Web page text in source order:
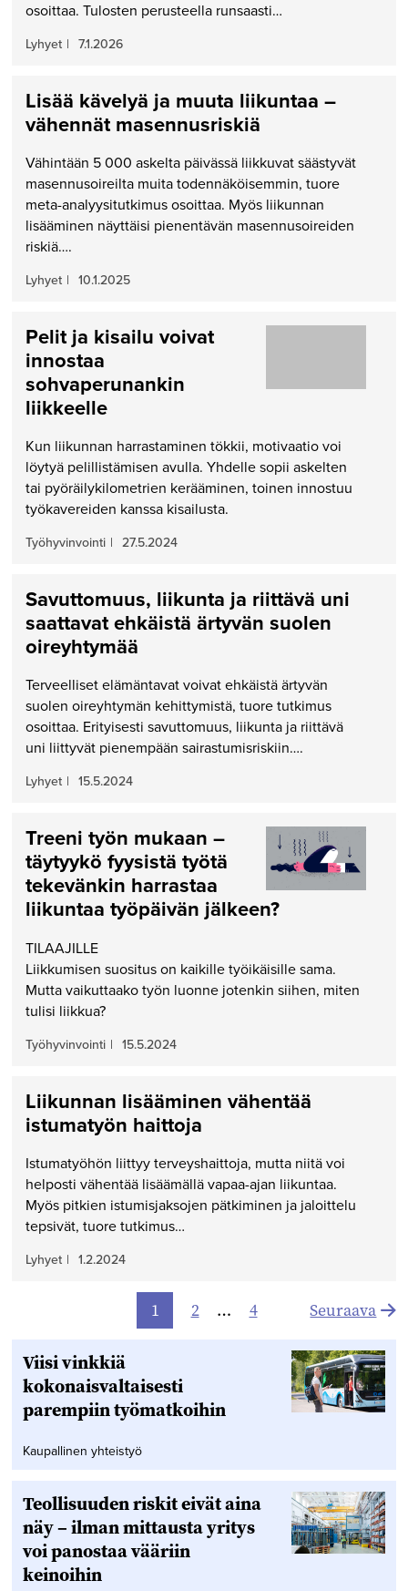
osoittaa. Tulosten perusteella runsaasti…
Lyhyet | 7.1.2026
Lisää kävelyä ja muuta liikuntaa –
vähennät masennusriskiä
Vähintään 5 000 askelta päivässä liikkuvat säästyvät
masennusoireilta muita todennäköisemmin, tuore
meta-analyysitutkimus osoittaa. Myös liikunnan
lisääminen näyttäisi pienentävän masennusoireiden
riskiä….
Lyhyet | 10.1.2025
Pelit ja kisailu voivat
innostaa
sohvaperunankin
liikkeelle
Kun liikunnan harrastaminen tökkii, motivaatio voi
löytyä pelillistämisen avulla. Yhdelle sopii askelten
tai pyöräilykilometrien kerääminen, toinen innostuu
työkavereiden kanssa kisailusta.
Työhyvinvointi | 27.5.2024
Savuttomuus, liikunta ja riittävä uni
saattavat ehkäistä ärtyvän suolen
oireyhtymää
Terveelliset elämäntavat voivat ehkäistä ärtyvän
suolen oireyhtymän kehittymistä, tuore tutkimus
osoittaa. Erityisesti savuttomuus, liikunta ja riittävä
uni liittyvät pienempään sairastumisriskiin….
Lyhyet | 15.5.2024
Treeni työn mukaan –
täytyykö fyysistä työtä
tekevänkin harrastaa
liikuntaa työpäivän jälkeen?
TILAAJILLE
Liikkumisen suositus on kaikille työikäisille sama.
Mutta vaikuttaako työn luonne jotenkin siihen, miten
tulisi liikkua?
Työhyvinvointi | 15.5.2024
Liikunnan lisääminen vähentää
istumatyön haittoja
Istumatyöhön liittyy terveyshaittoja, mutta niitä voi
helposti vähentää lisäämällä vapaa-ajan liikuntaa.
Myös pitkien istumisjaksojen pätkiminen ja jaloittelu
tepsivät, tuore tutkimus…
Lyhyet | 1.2.2024
1 2 … 4 Seuraava
Viisi vinkkiä
kokonaisvaltaisesti
parempiin työmatkoihin
Kaupallinen yhteistyö
Teollisuuden riskit eivät aina
näy – ilman mittausta yritys
voi panostaa vääriin
keinoihin